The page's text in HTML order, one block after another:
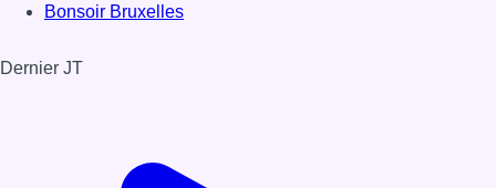
Bonsoir Bruxelles
Dernier JT